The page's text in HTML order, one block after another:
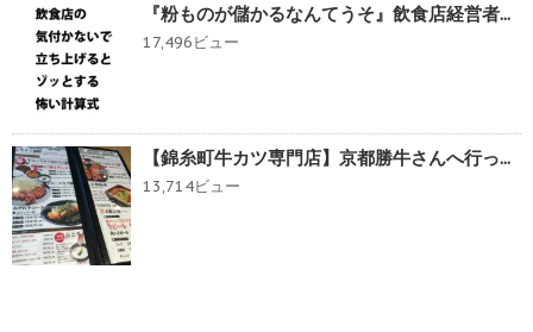
『粉ものが儲かるなんてうそ』飲食店経営者...
17,496ビュー
【錦糸町牛カツ専門店】京都勝牛さんへ行っ...
13,714ビュー